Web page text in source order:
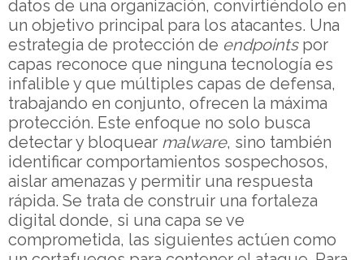
datos de una organización, convirtiéndolo en
un objetivo principal para los atacantes. Una
estrategia de protección de endpointspor
capas reconoce que ninguna tecnología es
infalible y que múltiples capas de defensa,
trabajando en conjunto, ofrecen la máxima
protección. Este enfoque no solo busca
detectar y bloquear malware, sino también
identificar comportamientos sospechosos,
aislar amenazas y permitir una respuesta
rápida. Se trata de construir una fortaleza
digital donde, si una capa se ve
comprometida, las siguientes actúen como